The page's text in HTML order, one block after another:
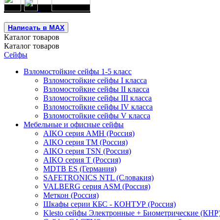
Написать в MAX
Каталог товаров
Каталог товаров
Сейфы
Взломостойкие сейфы 1-5 класс
Взломостойкие сейфы I класса
Взломостойкие сейфы II класса
Взломостойкие сейфы III класса
Взломостойкие сейфы IV класса
Взломостойкие сейфы V класса
Мебельные и офисные сейфы
AIKO серия AMH (Россия)
AIKO серия TM (Россия)
AIKO серия TSN (Россия)
AIKO серия Т (Россия)
MDTB ES (Германия)
SAFETRONICS NTL (Словакия)
VALBERG серия ASM (Россия)
Меткон (Россия)
Шкафы серии КБС - КОНТУР (Россия)
Klesto сейфы Электронные + Биометрические